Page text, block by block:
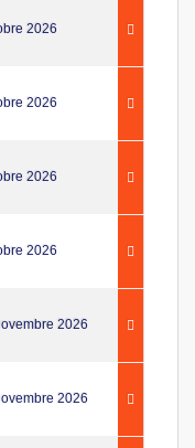
2026
2026
2026
2026
2026
2026